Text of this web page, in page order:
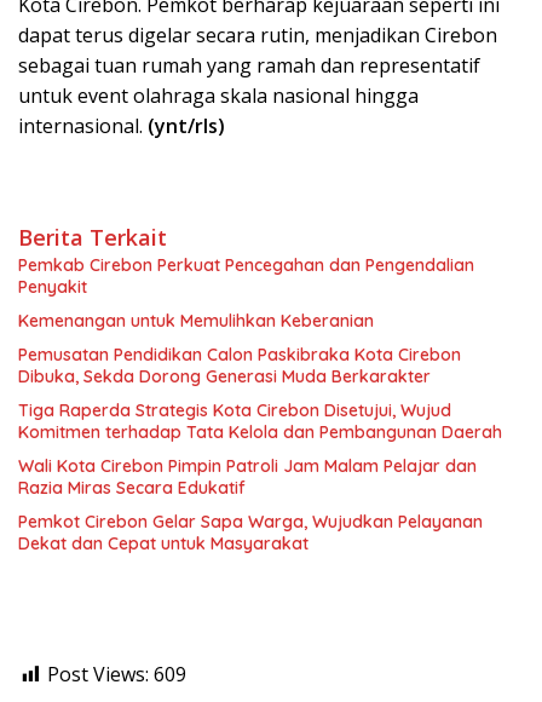
dapat terus digelar secara rutin, menjadikan Cirebon
sebagai tuan rumah yang ramah dan representatif
untuk event olahraga skala nasional hingga
internasional. (ynt/rls)
Berita Terkait
Pemkab Cirebon Perkuat Pencegahan dan Pengendalian
Penyakit
Kemenangan untuk Memulihkan Keberanian
Pemusatan Pendidikan Calon Paskibraka Kota Cirebon
Dibuka, Sekda Dorong Generasi Muda Berkarakter
Tiga Raperda Strategis Kota Cirebon Disetujui, Wujud
Komitmen terhadap Tata Kelola dan Pembangunan Daerah
Wali Kota Cirebon Pimpin Patroli Jam Malam Pelajar dan
Razia Miras Secara Edukatif
Pemkot Cirebon Gelar Sapa Warga, Wujudkan Pelayanan
Dekat dan Cepat untuk Masyarakat
Post Views: 609